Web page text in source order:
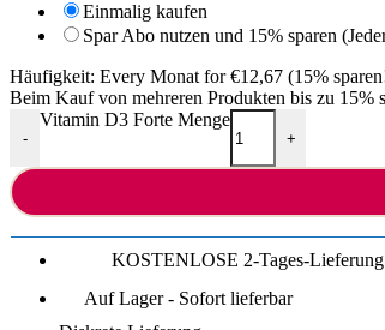
Einmalig kaufen
Spar Abo nutzen und 15% sparen
Häufigkeit: Every Monat for €12,67 (15%
Beim Kauf von mehreren Produkten bis zu 15%
-
Vitamin D3 Forte Menge
+
KOSTENLOSE 2-Tages-
Auf Lager - Sofort lieferbar